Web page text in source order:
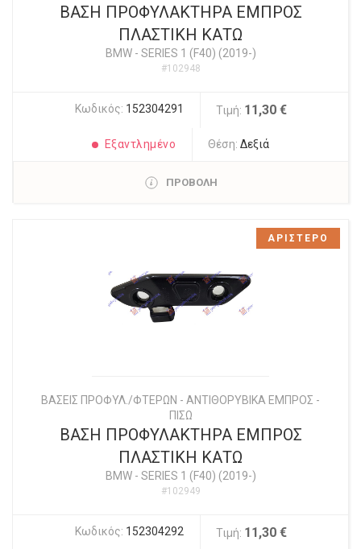
ΒΑΣΗ ΠΡΟΦΥΛΑΚΤΗΡΑ ΕΜΠΡΟΣ
ΠΛΑΣΤΙΚΗ ΚΑΤΩ
BMW- SERIES 1 (F40) (2019-)
#102948
Κωδικός: 152304291 Τιμή: 11,30 €
Εξαντλημένο Θέση:Δεξιά
ΠΡΟΒΟΛΗ
ΒΑΣΕΙΣ ΠΡΟΦΥΛ./ΦΤΕΡΩΝ - ΑΝΤΙΘΟΡΥΒΙΚΑ ΕΜΠΡΟΣ -
ΠΙΣΩ
ΒΑΣΗ ΠΡΟΦΥΛΑΚΤΗΡΑ ΕΜΠΡΟΣ
ΠΛΑΣΤΙΚΗ ΚΑΤΩ
BMW- SERIES 1 (F40) (2019-)
#102949
Κωδικός: 152304292 Τιμή: 11,30 €
ΑΡΙΣΤΕΡΟ